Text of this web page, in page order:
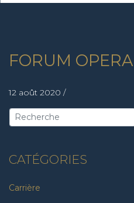
FORUM
12 août 2020 /
CATÉGORIES
Carrière